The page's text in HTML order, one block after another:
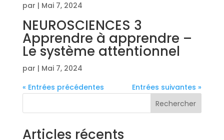
par | Mai 7, 2024
NEUROSCIENCES 3
Apprendre à apprendre –
Le système attentionnel
par | Mai 7, 2024
« Entrées précédentes
Entrées suivantes »
Rechercher
Articles récents